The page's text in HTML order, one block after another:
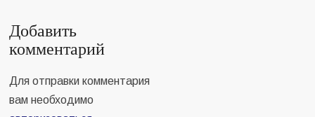
Добавить
комментарий
Для отправки комментария
вам необходимо